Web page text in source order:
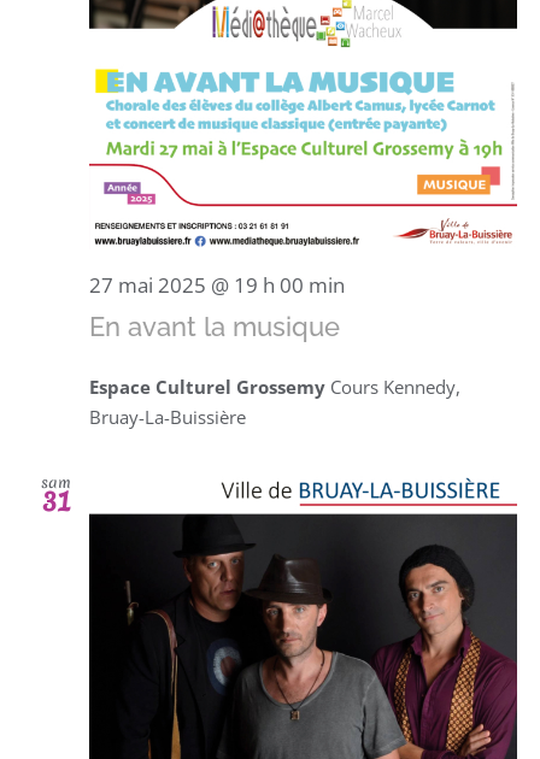
27 mai 2025 @ 19 h 00 min
En avant la musique
Espace Culturel Grossemy Cours Kennedy,
Bruay-La-Buissière
sam
31